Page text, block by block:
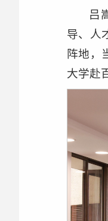
吕
导、人
阵地，
大学赴